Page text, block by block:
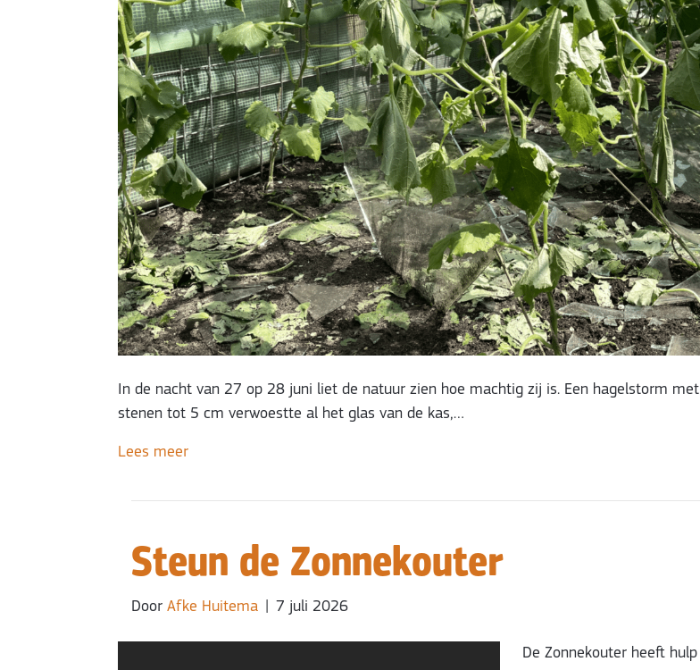
In de nacht van 27 op 28 juni liet de natuur zien hoe machtig zij is. Een hagelstorm met
stenen tot 5 cm verwoestte al het glas van de kas,…
Lees meer
Steun de Zonnekouter
Door Afke Huitema 7 juli 2026
De Zonnekouter heeft hulp